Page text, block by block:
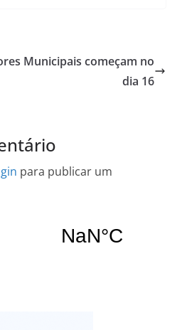
Municipais começam no
dia 16
para publicar um